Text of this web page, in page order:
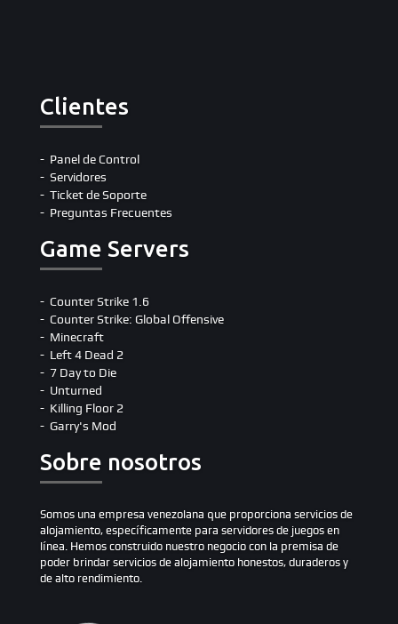
Clientes
Panel de Control
Servidores
Ticket de Soporte
Preguntas Frecuentes
Game Servers
Counter Strike 1.6
Counter Strike: Global Offensive
Minecraft
Left 4 Dead 2
7 Day to Die
Unturned
Killing Floor 2
Garry's Mod
Sobre nosotros
Somos una empresa venezolana que proporciona servicios de
alojamiento, específicamente para servidores de juegos en
línea. Hemos construido nuestro negocio con la premisa de
poder brindar servicios de alojamiento honestos, duraderos y
de alto rendimiento.